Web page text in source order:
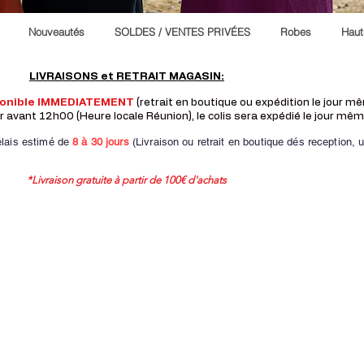
Nouveautés SOLDES / VENTES PRIVÉES Robes
LIVRAISONS et RETRAIT MAGASIN:
IMMEDIATEMENT (retrait en boutique ou expédition le jour
12h00 (Heure locale Réunion), le colis sera expédié le jour
estimé de8 à 30 jours(Livraison ou retrait en boutique dés reception,
*Livraison gratuite à partir de 100€ d'achats